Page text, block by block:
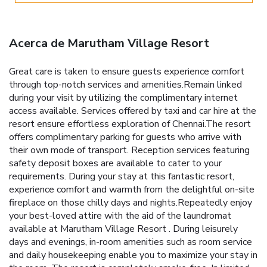
Acerca de Marutham Village Resort
Great care is taken to ensure guests experience comfort
through top-notch services and amenities.Remain linked
during your visit by utilizing the complimentary internet
access available. Services offered by taxi and car hire at the
resort ensure effortless exploration of Chennai.The resort
offers complimentary parking for guests who arrive with
their own mode of transport. Reception services featuring
safety deposit boxes are available to cater to your
requirements. During your stay at this fantastic resort,
experience comfort and warmth from the delightful on-site
fireplace on those chilly days and nights.Repeatedly enjoy
your best-loved attire with the aid of the laundromat
available at Marutham Village Resort . During leisurely
days and evenings, in-room amenities such as room service
and daily housekeeping enable you to maximize your stay in